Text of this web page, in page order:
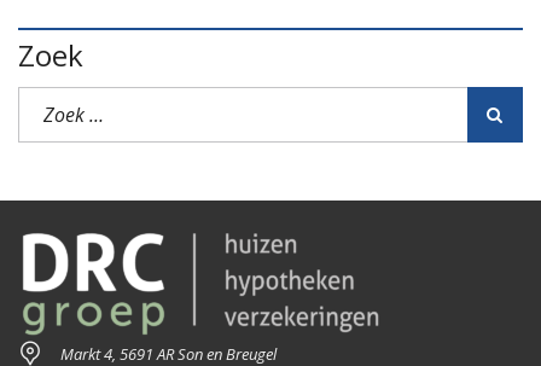
Zoek
Markt 4, 5691 AR Son en Breugel